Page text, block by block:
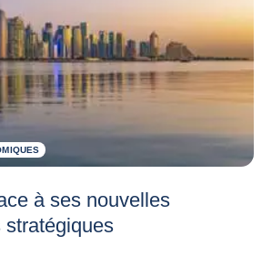
à ses nouvelles
stratégiques